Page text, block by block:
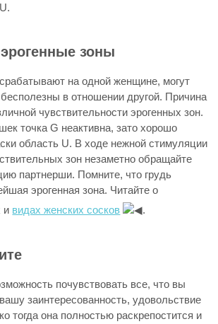
зоны
на одной женщине, могут
в отношении другой. Причина
чувствительности эрогенных зон.
точка G неактивна, зато хорошо
область U. В ходе нежной стимуляции
зон незаметно обращайте
партнерши. Помните, что грудь
эрогенная зона. Читайте о
и видах женских сосков .
почувствовать все, что вы
заинтересованность, удовольствие
тогда она полностью раскрепостится и